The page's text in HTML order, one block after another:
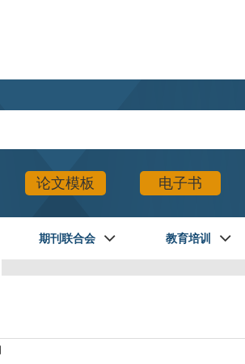
论文模板 电子书
期刊联合会 教育培训